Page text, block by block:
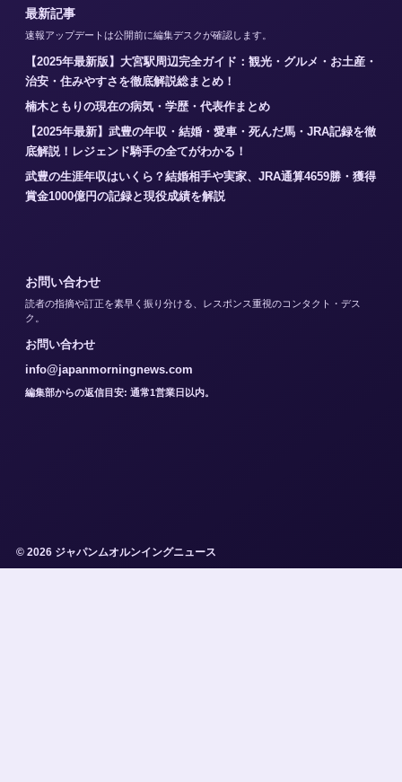
最新記事
速報アップデートは公開前に編集デスクが確認します。
【2025年最新版】大宮駅周辺完全ガイド：観光・グルメ・お土産・
治安・住みやすさを徹底解説総まとめ！
楠木ともりの現在の病気・学歴・代表作まとめ
【2025年最新】武豊の年収・結婚・愛車・死んだ馬・JRA記録を徹
底解説！レジェンド騎手の全てがわかる！
武豊の生涯年収はいくら？結婚相手や実家、JRA通算4659勝・獲得
賞金1000億円の記録と現役成績を解説
お問い合わせ
読者の指摘や訂正を素早く振り分ける、レスポンス重視のコンタクト・デス
ク。
お問い合わせ
info@japanmorningnews.com
編集部からの返信目安: 通常1営業日以内。
© 2026 ジャパンムオルンイングニュース